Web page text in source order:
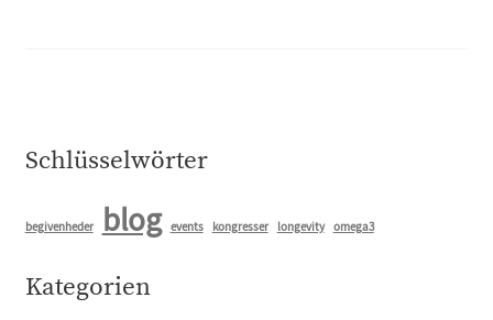
Schlüsselwörter
begivenheder blog events kongresser longevity omega3
Kategorien